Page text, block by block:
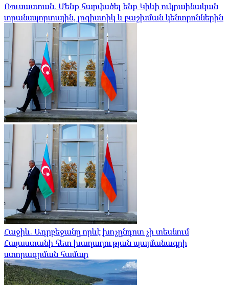
Ռուսաստան. Մենք հարվածել ենք Կիևի ուկրաինական
տրանսպորտային, լոգիստիկ և բաշխման կենտրոններին
Հաջիև. Ադրբեջանը որևէ խոչընդոտ չի տեսնում
Հայաստանի հետ խաղաղության պայմանագրի
ստորագրման համար